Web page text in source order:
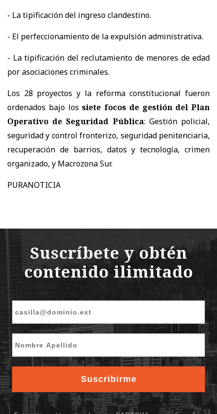
- La tipificación del ingreso clandestino.
- El perfeccionamiento de la expulsión administrativa.
- La tipificación del reclutamiento de menores de edad
por asociaciones criminales.
Los 28 proyectos y la reforma constitucional fueron
ordenados bajo lossiete focos de gestión del Plan
Operativo de Seguridad Pública: Gestión policial,
seguridad y control fronterizo, seguridad penitenciaria,
recuperación de barrios, datos y tecnología, crimen
organizado, y Macrozona Sur.
PURANOTICIA